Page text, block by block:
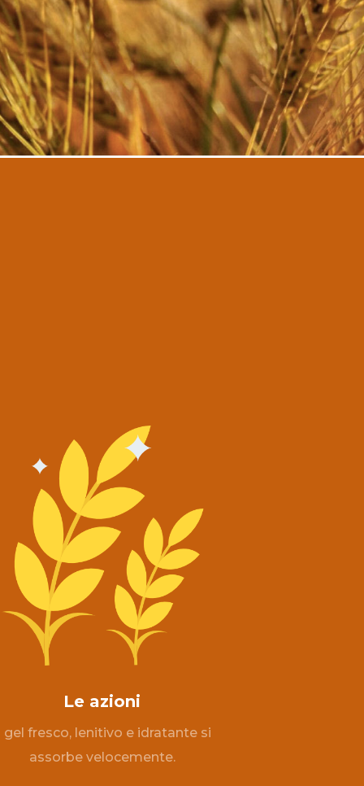
Le azioni
gel fresco, lenitivo e idratante si
assorbe velocemente.